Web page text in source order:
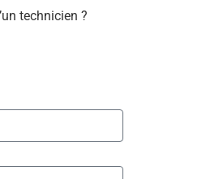
technicien ?